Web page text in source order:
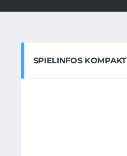
SPIELINFOS KOMPAKT